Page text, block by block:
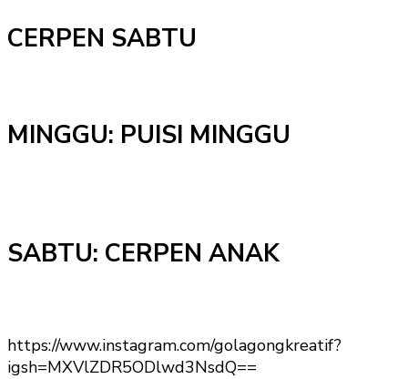
CERPEN SABTU
MINGGU: PUISI MINGGU
SABTU: CERPEN ANAK
https://www.instagram.com/golagongkreatif?
igsh=MXVlZDR5ODlwd3NsdQ==